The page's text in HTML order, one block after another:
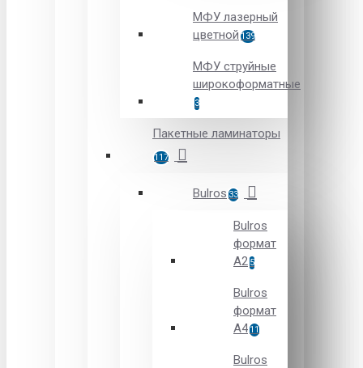
МФУ лазерный
цветной 139
МФУ струйные
широкоформатные
3
Пакетные ламинаторы
117
Bulros 33
Bulros
формат
A2 5
Bulros
формат
A411
Bulros